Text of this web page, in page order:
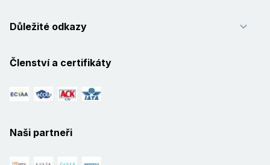
Důležité odkazy
Členství a certifikáty
Naši partneři